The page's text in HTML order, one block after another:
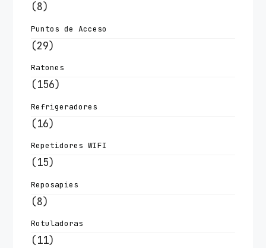
(8)
Puntos de Acceso
(29)
Ratones
(156)
Refrigeradores
(16)
Repetidores WIFI
(15)
Reposapies
(8)
Rotuladoras
(11)